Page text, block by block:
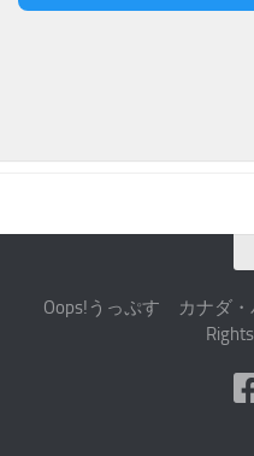
Oops!うっぷす カナダ・